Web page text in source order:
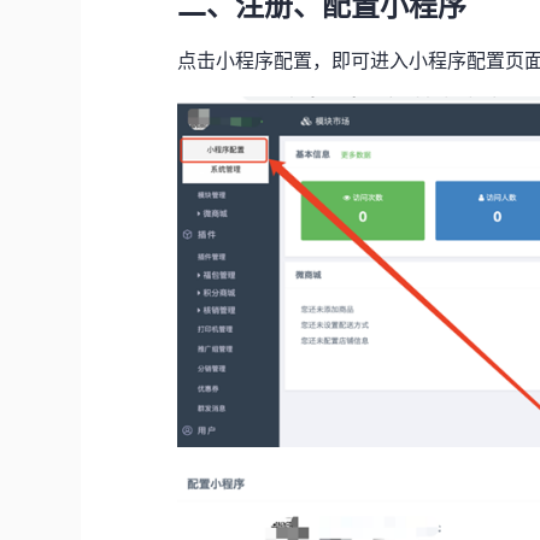
点击小程序配置，即可进入小程序配置页